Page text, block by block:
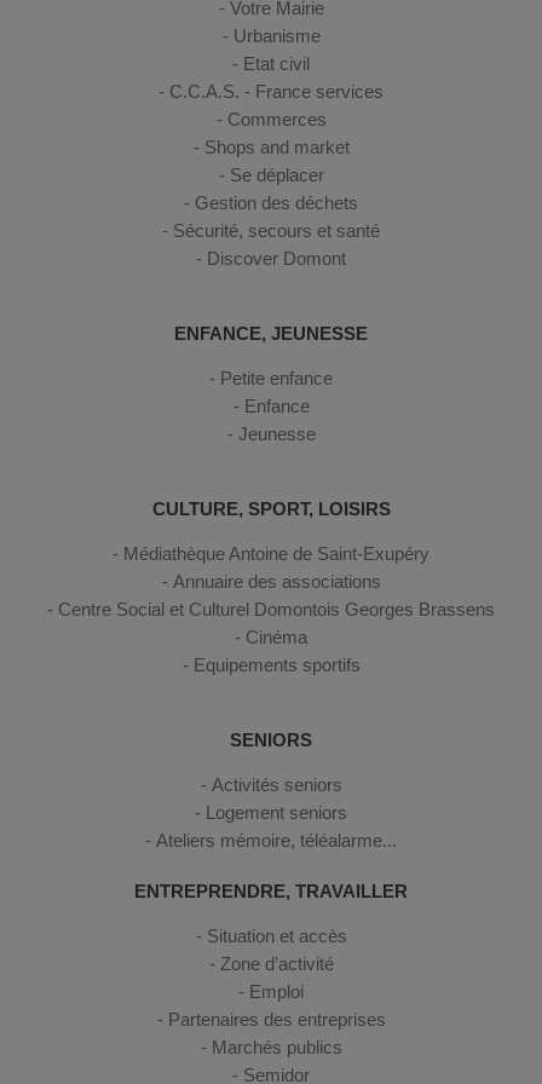
Votre Mairie
Urbanisme
Etat civil
C.C.A.S. - France services
Commerces
Shops and market
Se déplacer
Gestion des déchets
Sécurité, secours et santé
Discover Domont
ENFANCE, JEUNESSE
Petite enfance
Enfance
Jeunesse
CULTURE, SPORT, LOISIRS
Médiathèque Antoine de Saint-Exupéry
Annuaire des associations
Centre Social et Culturel Domontois Georges Brassens
Cinéma
Equipements sportifs
SENIORS
Activités seniors
Logement seniors
Ateliers mémoire, téléalarme...
ENTREPRENDRE, TRAVAILLER
Situation et accès
Zone d’activité
Emploi
Partenaires des entreprises
Marchés publics
Semidor